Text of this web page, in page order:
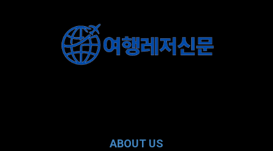
ABOUT US